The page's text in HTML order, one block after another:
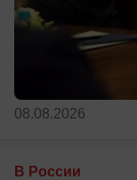
08.08.2026
В России